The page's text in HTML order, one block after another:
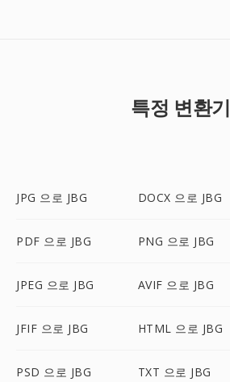
특정 변환기
JPG 으로 JBG DOCX 으로 JBG
PDF 으로 JBG PNG 으로 JBG
JPEG 으로 JBG AVIF 으로 JBG
JFIF 으로 JBG HTML 으로 JBG
PSD 으로 JBG TXT 으로 JBG